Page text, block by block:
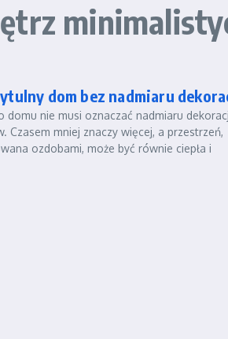
dom bez nadmiaru
domu nie musi oznaczać nadmiaru
Czasem mniej znaczy więcej, a przestrzeń,
ozdobami, może być równie ciepła i